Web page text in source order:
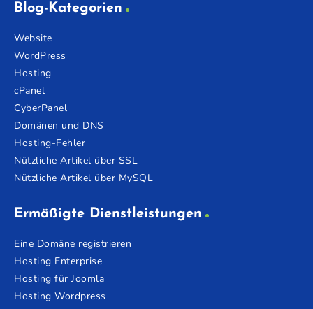
Blog-Kategorien
Website
WordPress
Hosting
cPanel
CyberPanel
Domänen und DNS
Hosting-Fehler
Nützliche Artikel über SSL
Nützliche Artikel über MySQL
Ermäßigte Dienstleistungen
Eine Domäne registrieren
Hosting Enterprise
Hosting für Joomla
Hosting Wordpress